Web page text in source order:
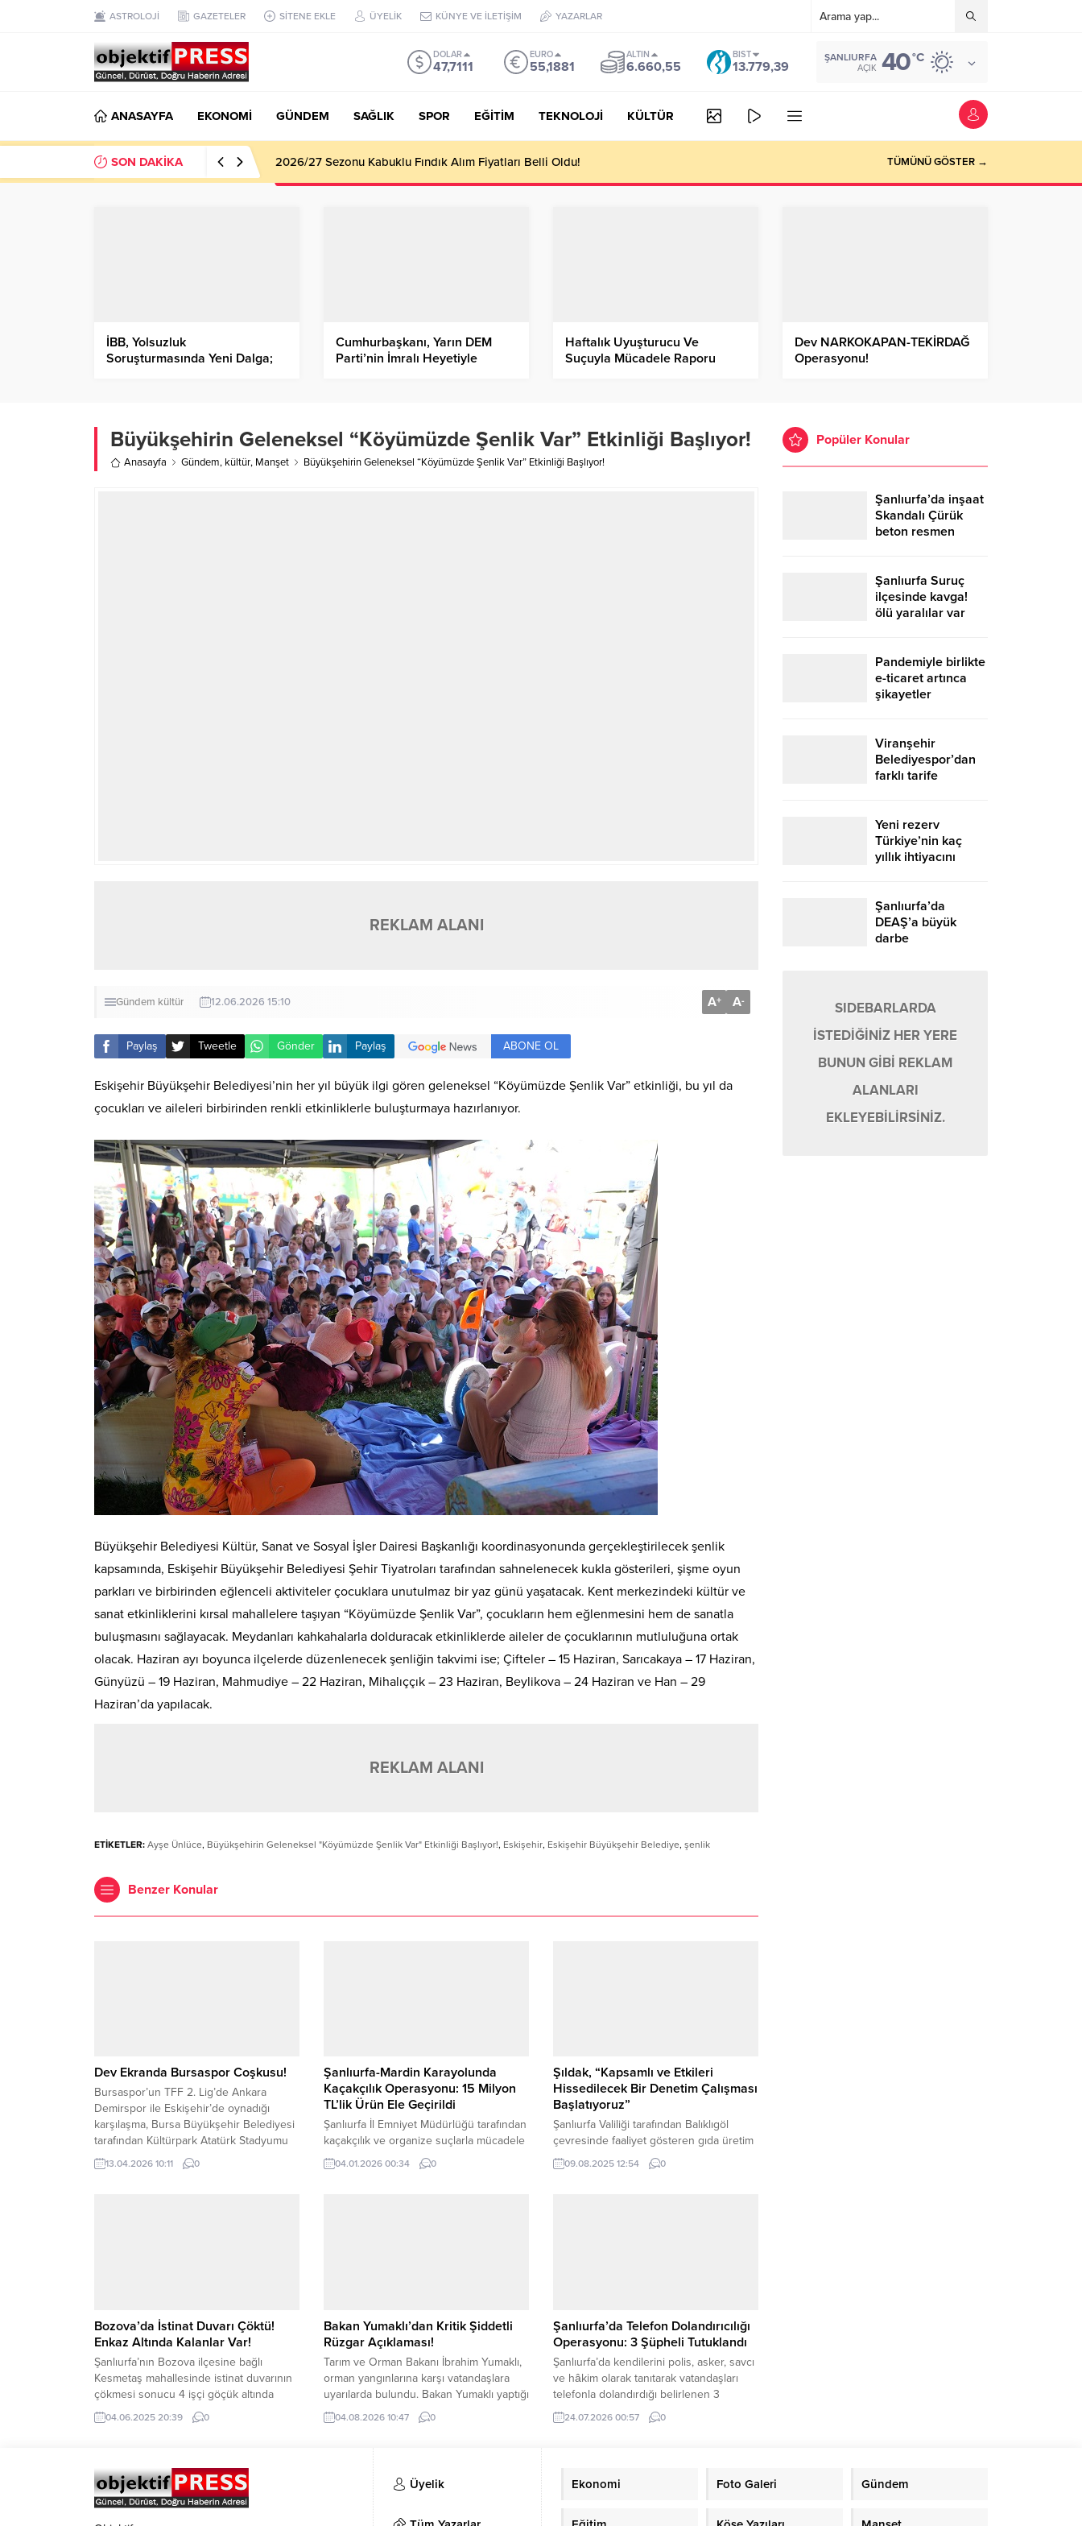
ASTROLOJİ GAZETELER SİTENE EKLE ÜYELİK KÜNYE VE İLETİŞİM YAZARLAR
DOLAR
47,7111
EURO
55,1881
ALTIN
6.660,55
BIST
13.779,39
ŞANLIURFA
AÇIK 40°C
ANASAYFA EKONOMİ GÜNDEM SAĞLIK SPOR EĞİTİM TEKNOLOJİ KÜLTÜR
SON DAKİKA Haliliye Belediyesi Her Gün 4 Bin 898 Kişiye Sıcak Yemek Ulaştırıyor! TÜMÜNÜ GÖSTER →
İBB, Yolsuzluk
Soruşturmasında Yeni Dalga;
Cumhurbaşkanı, Yarın DEM
Parti’nin İmralı Heyetiyle
Haftalık Uyuşturucu Ve
Suçuyla Mücadele Raporu
Dev NARKOKAPAN-TEKİRDAĞ
Operasyonu!
Büyükşehirin Geleneksel “Köyümüzde Şenlik Var” Etkinliği Başlıyor!
Anasayfa Gündem, kültür, Manşet Büyükşehirin Geleneksel “Köyümüzde Şenlik Var” Etkinliği Başlıyor!
REKLAM ALANI
Gündem kültür 12.06.2026 15:10 A+ A-
Paylaş Tweetle Gönder Paylaş ABONE OL
Eskişehir Büyükşehir Belediyesi’nin her yıl büyük ilgi gören geleneksel “Köyümüzde Şenlik Var” etkinliği, bu yıl da
çocukları ve aileleri birbirinden renkli etkinliklerle buluşturmaya hazırlanıyor.
Büyükşehir Belediyesi Kültür, Sanat ve Sosyal İşler Dairesi Başkanlığı koordinasyonunda gerçekleştirilecek şenlik
kapsamında, Eskişehir Büyükşehir Belediyesi Şehir Tiyatroları tarafından sahnelenecek kukla gösterileri, şişme oyun
parkları ve birbirinden eğlenceli aktiviteler çocuklara unutulmaz bir yaz günü yaşatacak. Kent merkezindeki kültür ve
sanat etkinliklerini kırsal mahallelere taşıyan “Köyümüzde Şenlik Var”, çocukların hem eğlenmesini hem de sanatla
buluşmasını sağlayacak. Meydanları kahkahalarla dolduracak etkinliklerde aileler de çocuklarının mutluluğuna ortak
olacak. Haziran ayı boyunca ilçelerde düzenlenecek şenliğin takvimi ise; Çifteler – 15 Haziran, Sarıcakaya – 17 Haziran,
Günyüzü – 19 Haziran, Mahmudiye – 22 Haziran, Mihalıççık – 23 Haziran, Beylikova – 24 Haziran ve Han – 29
Haziran’da yapılacak.
REKLAM ALANI
ETİKETLER: Ayşe Ünlüce, Büyükşehirin Geleneksel "Köyümüzde Şenlik Var" Etkinliği Başlıyor!, Eskişehir, Eskişehir Büyükşehir Belediye, şenlik
Benzer Konular
Dev Ekranda Bursaspor Coşkusu!
Bursaspor’un TFF 2. Lig’de Ankara
Demirspor ile Eskişehir’de oynadığı
karşılaşma, Bursa Büyükşehir Belediyesi
tarafından Kültürpark Atatürk Stadyumu
girişi Millet Bahçesi’nde kurulan dev
ekranda yüzlerce taraftarın katılımıyla hep
13.04.2026 10:11 0
Şanlıurfa-Mardin Karayolunda
Kaçakçılık Operasyonu: 15 Milyon
TL’lik Ürün Ele Geçirildi
Şanlıurfa İl Emniyet Müdürlüğü tarafından
kaçakçılık ve organize suçlarla mücadele
kapsamında yürütülen çalışmalar aralıksız
sürüyor. Bu kapsamda Şanlıurfa–Mardin
04.01.2026 00:34 0
Şıldak, “Kapsamlı ve Etkileri
Hissedilecek Bir Denetim Çalışması
Başlatıyoruz”
Şanlıurfa Valiliği tarafından Balıklıgöl
çevresinde faaliyet gösteren gıda üretim
ve satış yerlerine yönelik olarak
düzenlenen eğitim çalışmaları sona erdi.
09.08.2025 12:54 0
Bozova’da İstinat Duvarı Çöktü!
Enkaz Altında Kalanlar Var!
Şanlıurfa’nın Bozova ilçesine bağlı
Kesmetaş mahallesinde istinat duvarının
çökmesi sonucu 4 işçi göçük altında
kaldı. Bozova’ya bağlı Kesmetaş
mahallesinde istinat duvarının çökmesi
çok sayıda 112 sağlık ve itfaiye ekibi sevk
edildi. İtfaiye ekiplerinin uzun uğraşları
sonucu göçük altında kalan...
04.06.2025 20:39 0
Bakan Yumaklı’dan Kritik Şiddetli
Rüzgar Açıklaması!
Tarım ve Orman Bakanı İbrahim Yumaklı,
orman yangınlarına karşı vatandaşlara
uyarılarda bulundu. Bakan Yumaklı yaptığı
açıklamada, “Yeşil vatan için kritik uyarı.
Meteorolojik verilere göre, bugün ve
İzmir ve Manisa olmak üzere, kıyı
bölgelerimizde orman yangınları
açısından risk teşkil edecek seviyede
şiddetli rüzgar bekleniyor. Lütfen bu...
04.08.2026 10:47 0
Şanlıurfa’da Telefon Dolandırıcılığı
Operasyonu: 3 Şüpheli Tutuklandı
Şanlıurfa’da kendilerini polis, asker, savcı
ve hâkim olarak tanıtarak vatandaşları
telefonla dolandırdığı belirlenen 3
şüpheli, düzenlenen operasyonla
yakalandı. Şüpheliler, çıkarıldıkları
Yoluyla Nitelikli Dolandırıcılık” suçunu
yakalanmasına yönelik çalışma başlatıldı.
24.07.2026 00:57 0
Popüler Konular
Şanlıurfa’da inşaat
Skandalı Çürük
beton resmen
Şanlıurfa Suruç
ilçesinde kavga!
ölü yaralılar var
Pandemiyle birlikte
e-ticaret artınca
şikayetler
Viranşehir
Belediyespor’dan
farklı tarife
Yeni rezerv
Türkiye’nin kaç
yıllık ihtiyacını
Şanlıurfa’da
DEAŞ’a büyük
darbe
SIDEBARLARDA
İSTEDİĞİNİZ HER YERE
BUNUN GİBİ REKLAM
ALANLARI
EKLEYEBİLİRSİNİZ.
Üyelik Ekonomi Foto Galeri Gündem